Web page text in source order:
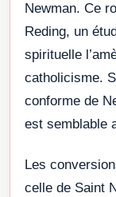
Newman. Ce
Reding, un
spirituelle
catholicisme.
conforme de
est semblable
Les
celle de Saint